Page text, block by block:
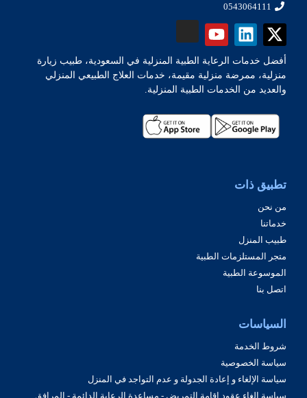
0543064111
أفضل خدمات الرعاية الطبية المنزلية في السعودية، طبيب زيارة
منزلية، ممرضة منزلية مقيمة، خدمات العلاج الطبيعي المنزلي
والعديد من الخدمات الطبية المنزلية.
تطبيق ذات
من نحن
خدماتنا
طبيب المنزل
متجر المستلزمات الطبية
الموسوعة الطبية
اتصل بنا
السياسات
شروط الخدمة
سياسة الخصوصية
سياسة الإلغاء و إعادة الجدولة و عدم التواجد في المنزل
سياسة الغاء عقود اقامة التمريض - مساعدة الرعاية الدائمة - المرافق